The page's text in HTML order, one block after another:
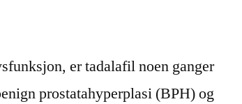
er tadalafil noen ganger
prostatahyperplasi (BPH) og